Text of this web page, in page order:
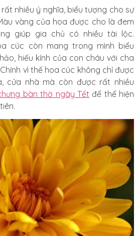
nhiều ý nghĩa, biểu tượng cho sự
vàng của hoa được cho là đem
giúp gia chủ có nhiều tài lộc.
cúc còn mang trong mình biểu
hiếu kính của con cháu với cha
vì thế hoa cúc không chỉ được
cửa nhà mà còn được rất nhiều
bàn thờ ngày Tết để thể hiện